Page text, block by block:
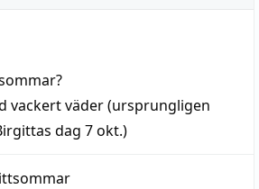
?
vackertväder(ursprungligen
dag 7 okt.)